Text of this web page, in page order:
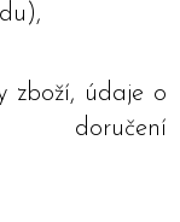
zboží, údaje o
doručení